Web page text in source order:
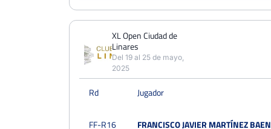
XL Open Ciudad de
Linares
Del 19 al 25 de mayo,
2025
Rd Jugador
FF-R16 FRANCISCO JAVIER MARTÍNEZ